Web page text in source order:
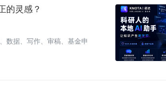
的灵感？
数据、写作、审稿、基金申